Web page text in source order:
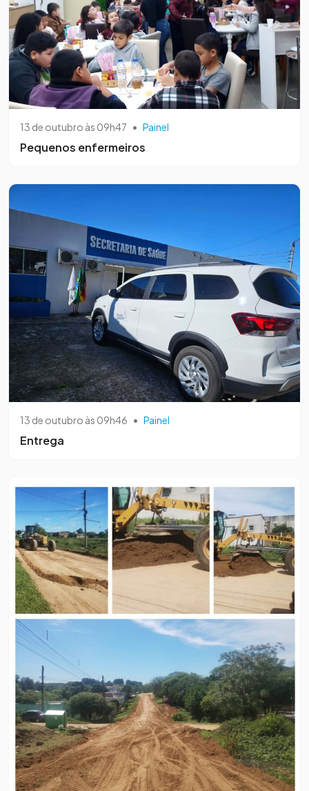
13 de outubro às 09h47 • Painel
Pequenos enfermeiros
13 de outubro às 09h46 • Painel
Entrega